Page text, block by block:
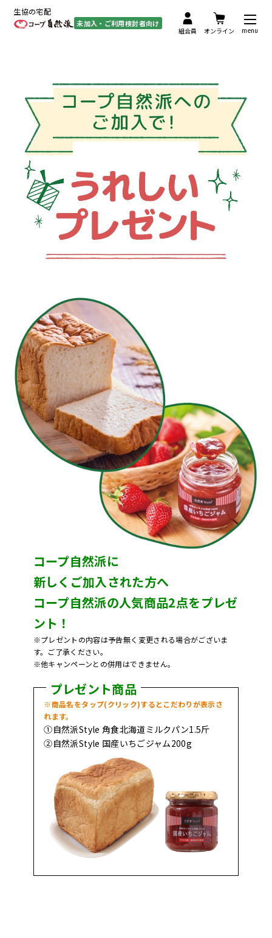
組合員 オンライン menu
生協の宅配
未加入・ご利用検討者向け
コープ自然派に
新しくご加入された方へ
コープ自然派の人気商品2点をプレゼ
ント！
※プレゼントの内容は予告無く変更される場合がございま
す。ご了承ください。
※他キャンペーンとの併用はできません。
プレゼント商品
※商品名をタップ(クリック)するとこだわりが表示さ
れます。
①自然派Style 角食北海道ミルクパン1.5斤
②自然派Style 国産いちごジャム200g